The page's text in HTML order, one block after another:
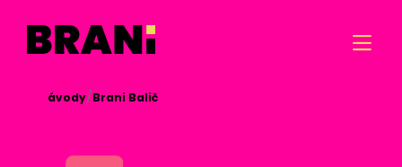

Návody/Brani Balič